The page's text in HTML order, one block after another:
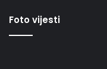
Foto vijesti